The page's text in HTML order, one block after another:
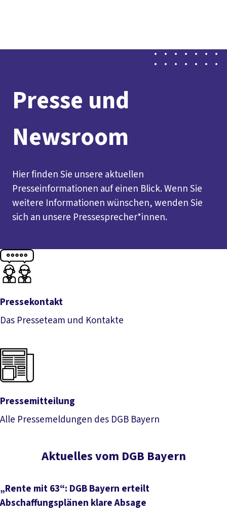
Service
Mitmachen
Presse und
Newsroom
Hier finden Sie unsere aktuellen
Presseinformationen auf einen Blick. Wenn Sie
weitere Informationen wünschen, wenden Sie
sich an unsere Pressesprecher*innen.
Pressekontakt
Das Presseteam und Kontakte
Pressemitteilung
Alle Pressemeldungen des DGB Bayern
Aktuelles vom DGB Bayern
„Rente mit 63“: DGB Bayern erteilt
Abschaffungsplänen klare Absage